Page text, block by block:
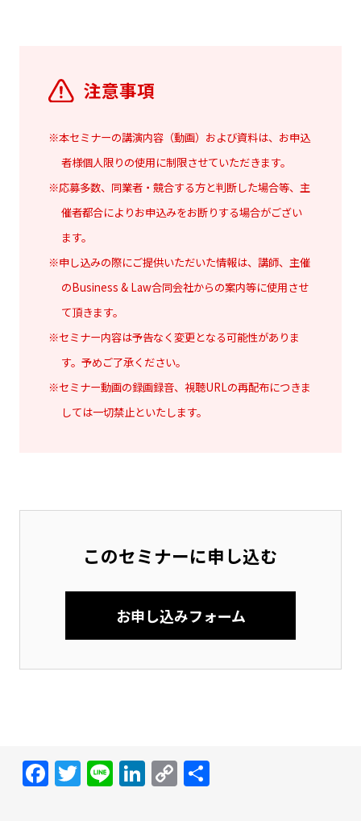
注意事項
※本セミナーの講演内容（動画）および資料は、お申込
者様個人限りの使用に制限させていただきます。
※応募多数、同業者・競合する方と判断した場合等、主
催者都合によりお申込みをお断りする場合がござい
ます。
※申し込みの際にご提供いただいた情報は、講師、主催
のBusiness & Law合同会社からの案内等に使用させ
て頂きます。
※セミナー内容は予告なく変更となる可能性がありま
す。予めご了承ください。
※セミナー動画の録画録音、視聴URLの再配布につきま
しては一切禁止といたします。
このセミナーに申し込む
お申し込みフォーム
Facebook
Twitter
LineLinkedIn
Copy
Link
共